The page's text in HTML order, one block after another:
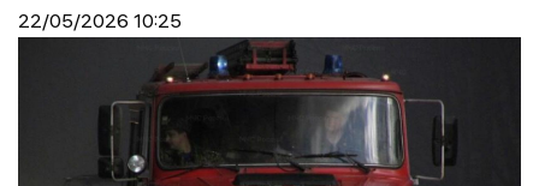
22/05/2026 10:25